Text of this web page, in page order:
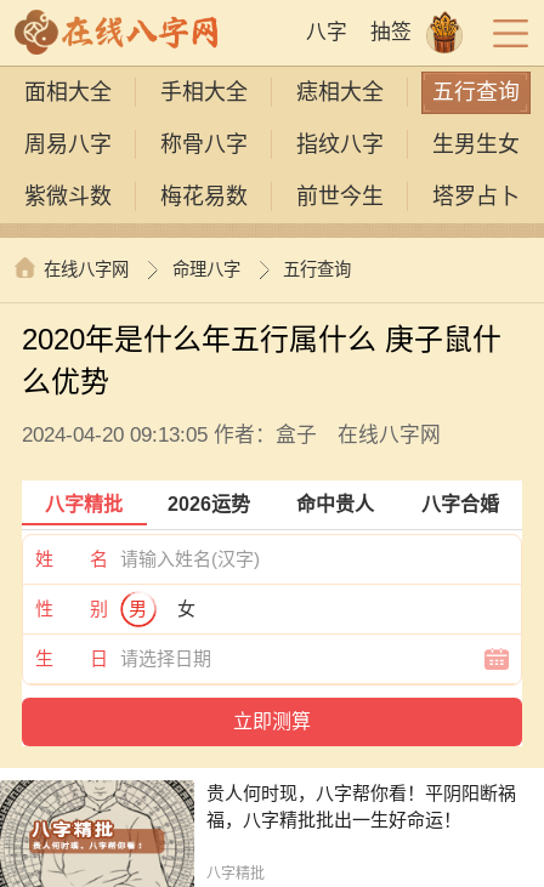
八字 抽签
面相大全 手相大全 痣相大全 五行查询
周易八字 称骨八字 指纹八字 生男生女
紫微斗数 梅花易数 前世今生 塔罗占卜
在线八字网 命理八字 五行查询
2020年是什么年五行属什么 庚子鼠什
么优势
2024-04-20 09:13:05 作者：盒子 在线八字网
八字精批 2026运势 命中贵人 八字合婚
姓 名
性 别 男 女
生 日
贵人何时现，八字帮你看！平阴阳断祸
福，八字精批批出一生好命运！
八字精批